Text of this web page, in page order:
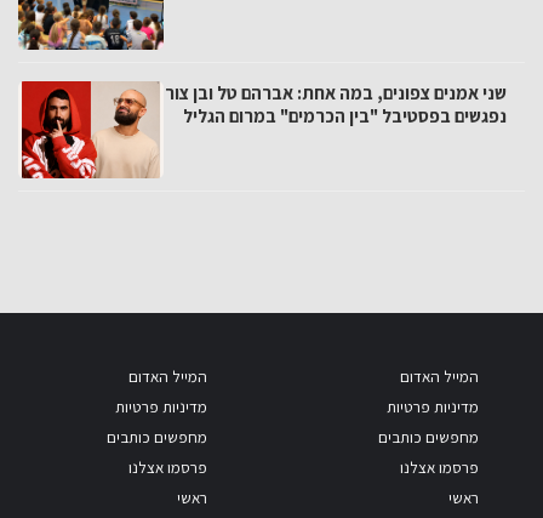
שני אמנים צפונים, במה אחת: אברהם טל ובן צור
נפגשים בפסטיבל "בין הכרמים" במרום הגליל
המייל האדום
מדיניות פרטיות
מחפשים כותבים
פרסמו אצלנו
ראשי
המייל האדום
מדיניות פרטיות
מחפשים כותבים
פרסמו אצלנו
ראשי